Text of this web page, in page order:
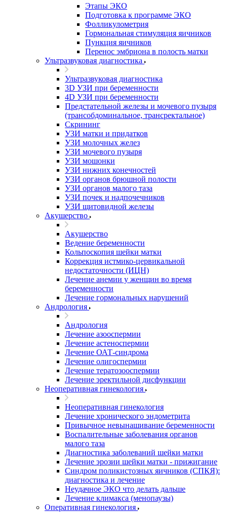
Этапы ЭКО
Подготовка к программе ЭКО
Фолликулометрия
Гормональная стимуляция яичников
Пункция яичников
Перенос эмбриона в полость матки
Ультразвуковая диагностика
Ультразвуковая диагностика
3D УЗИ при беременности
4D УЗИ при беременности
Предстательной железы и мочевого пузыря
(трансобдоминальное, трансректальное)
Скрининг
УЗИ матки и придатков
УЗИ молочных желез
УЗИ мочевого пузыря
УЗИ мошонки
УЗИ нижних конечностей
УЗИ органов брюшной полости
УЗИ органов малого таза
УЗИ почек и надпочечников
УЗИ щитовидной железы
Акушерство
Акушерство
Ведение беременности
Кольпоскопия шейки матки
Коррекция истмико-цервикальной
недостаточности (ИЦН)
Лечение анемии у женщин во время
беременности
Лечение гормональных нарушений
Андрология
Андрология
Лечение азооспермии
Лечение астеноспермии
Лечение ОАТ-синдрома
Лечение олигоспермии
Лечение тератозооспермии
Лечение эректильной дисфункции
Неоперативная гинекология
Неоперативная гинекология
Лечение хронического эндометрита
Привычное невынашивание беременности
Воспалительные заболевания органов
малого таза
Диагностика заболеваний шейки матки
Лечение эрозии шейки матки - прижигание
Синдром поликистозных яичников (СПКЯ):
диагностика и лечение
Неудачное ЭКО что делать дальше
Лечение климакса (менопаузы)
Оперативная гинекология